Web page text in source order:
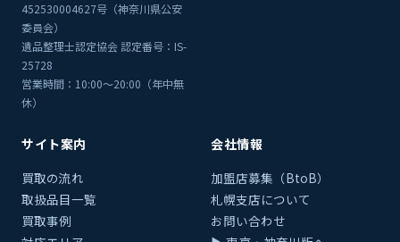
452530004627号（神奈川県公安
委員会）
遺品整理士認定協会 認定番号：IS-
25728
営業時間：10:00〜20:00（年中無
休）
サイト案内
買取の流れ
取扱品目一覧
買取事例
会社情報
加盟店募集（BtoB）
札幌支店について
お問い合わせ